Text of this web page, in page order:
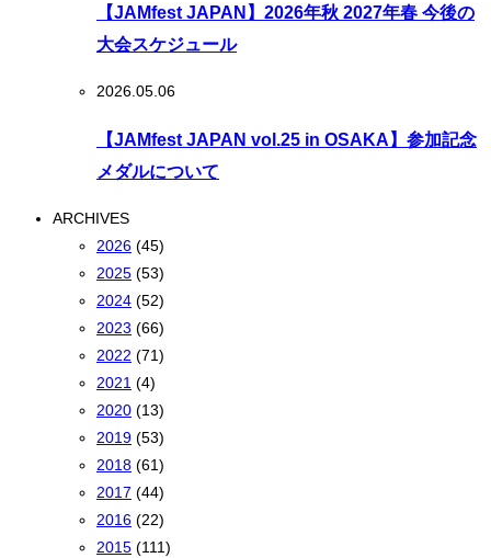
【JAMfest JAPAN】2026年秋 2027年春 今後の
大会スケジュール
2026.05.06
【JAMfest JAPAN vol.25 in OSAKA】参加記念
メダルについて
ARCHIVES
2026 (45)
2025 (53)
2024 (52)
2023 (66)
2022 (71)
2021 (4)
2020 (13)
2019 (53)
2018 (61)
2017 (44)
2016 (22)
2015 (111)